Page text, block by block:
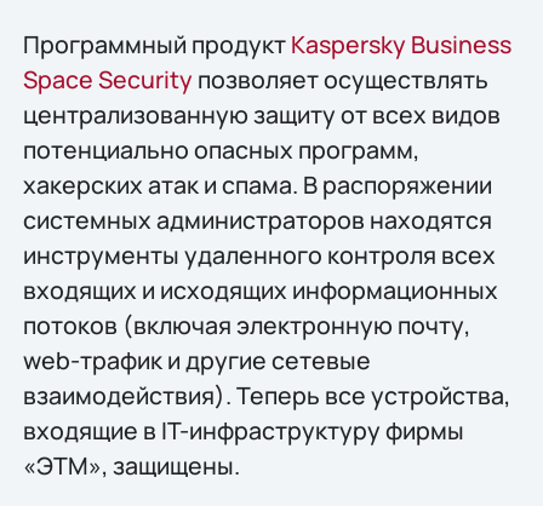
Программный продуктKaspersky Business
Space Security позволяет осуществлять
централизованную защиту от всех видов
потенциально опасных программ,
хакерских атак и спама. В распоряжении
системных администраторов находятся
инструменты удаленного контроля всех
входящих и исходящих информационных
потоков (включая электронную почту,
web-трафик и другие сетевые
взаимодействия). Теперь все устройства,
входящие в IT-инфраструктуру фирмы
«ЭТМ», защищены.